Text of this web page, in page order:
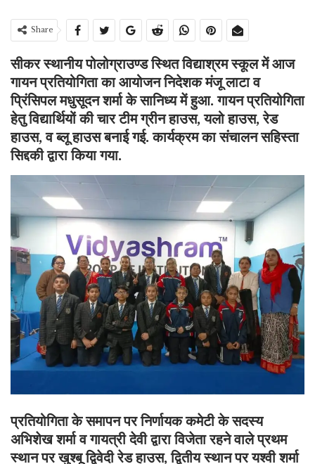
Share
सीकर स्थानीय पोलोग्राउण्ड स्थित विद्याश्रम स्कूल में आज
गायन प्रतियोगिता का आयोजन निदेशक मंजू लाटा व
प्रिंसिपल मधुसूदन शर्मा के सानिध्य में हुआ. गायन प्रतियोगिता
हेतु विद्यार्थियों की चार टीम ग्रीन हाउस, यलो हाउस, रेड
हाउस, व ब्लू हाउस बनाई गई. कार्यक्रम का संचालन सहिस्ता
सिद्दकी द्वारा किया गया.
प्रतियोगिता के समापन पर निर्णायक कमेटी के सदस्य
अभिशेख शर्मा व गायत्री देवी द्वारा विजेता रहने वाले प्रथम
स्थान पर खुश्बू द्विवेदी रेड हाउस, द्वितीय स्थान पर यश्वी शर्मा